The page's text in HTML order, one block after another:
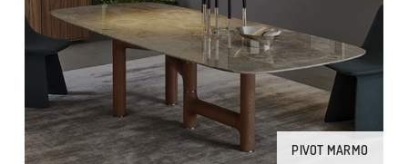
PIVOT MARMO